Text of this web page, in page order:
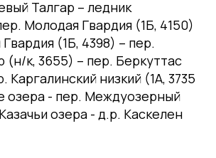
Талгар – ледник
Молодая Гвардия (1Б, 4150)
(1Б, 4398) – пер.
(н/к, 3655) – пер. Беркуттас
Каргалинский низкий (1А, 3735
озера - пер. Междуозерный
озера - д.р. Каскелен